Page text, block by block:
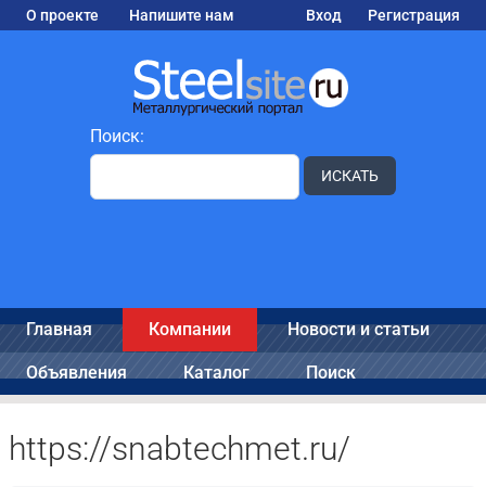
О проекте Напишите нам Вход Регистрация
Поиск:
ИСКАТЬ
Главная Компании Новости и статьи
Объявления Каталог Поиск
https://snabtechmet.ru/